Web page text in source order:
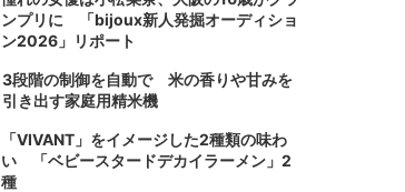
ンプリに 「bijoux新人発掘オーディショ
ン2026」リポート
3段階の制御を自動で 米の香りや甘みを
引き出す家庭用精米機
「VIVANT」をイメージした2種類の味わ
い 「ベビースタードデカイラーメン」2
種